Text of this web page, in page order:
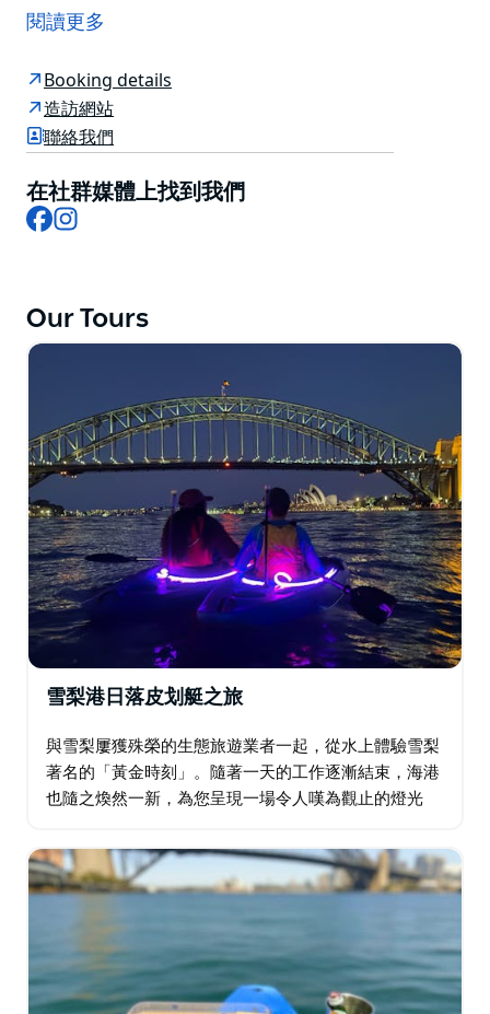
13 年來一直提供從薰衣草灣出發的高端小團皮划艇之
旅。如果您正在尋找悉尼的難忘體驗，那就來這裡吧！
從標誌性的日出皮划艇咖啡之旅（在水上欣賞悉尼海港大
橋和歌劇院的日出美景），到神奇的日落皮划艇體驗（粉
色 LED 燈光皮划艇在黃昏時分滑過海港），每一條線路
都旨在帶您從一個獨一無二的視角領略悉尼的魅力。他們
的小團體皮划艇之旅非常適合情侶、家庭、獨自旅行者以
及希望體驗雪梨最佳風格的企業團體。
業團隊建設體驗。身為2025年新南威爾斯旅遊獎金獎得
主、澳洲旅遊獎銀獎得主，並榮獲澳洲生態旅遊認證，他
們是雪梨永續高端獨木舟之旅的標竿。
他們與當地社區攜手，已為當地海洋保護籌集了超過
84,000澳元，並從悉尼港清理了超過41,000公斤的垃
圾。這比一隻座頭鯨的重量還要重。
這不僅是雪梨最值得體驗的活動之一，它遠不止於皮划
艇。
閱讀更多
Booking details
造訪網站
聯絡我們
在社群媒體上找到我們
Facebook
Our Tours
雪梨港日落皮划艇之旅
與雪梨屢獲殊榮的生態旅遊業者一起，從水上體驗雪梨
著名的「黃金時刻」。隨著一天的工作逐漸結束，海港
也隨之煥然一新，為您呈現一場令人嘆為觀止的燈光
引人注目。…